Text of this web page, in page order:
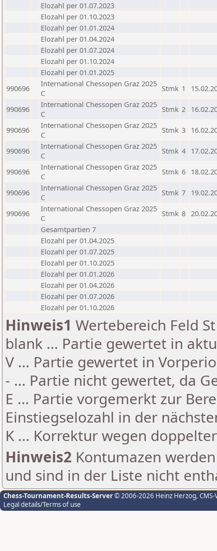
Elozahl per 01.07.2023
Elozahl per 01.10.2023
Elozahl per 01.01.2024
Elozahl per 01.04.2024
Elozahl per 01.07.2024
Elozahl per 01.10.2024
Elozahl per 01.01.2025
990696
International Chessopen Graz 2025
C
Stmk 1
990696
International Chessopen Graz 2025
C
Stmk 2
990696
International Chessopen Graz 2025
C
Stmk 3
990696
International Chessopen Graz 2025
C
Stmk 4
990696
International Chessopen Graz 2025
C
Stmk 6
990696
International Chessopen Graz 2025
C
Stmk 7
990696
International Chessopen Graz 2025
C
Stmk 8
Gesamtpartien 7
Elozahl per 01.04.2025
Elozahl per 01.07.2025
Elozahl per 01.10.2025
Elozahl per 01.01.2026
Elozahl per 01.04.2026
Elozahl per 01.07.2026
Elozahl per 01.10.2026
Hinweis1 Wertebereich Feld
blank ... Partie gewertet in
V ... Partie gewertet in
- ... Partie nicht gewertet, da
E ... Partie vorgemerkt zur
Einstiegselozahl in der
K ... Korrektur wegen
Hinweis2 Kontumazen
und sind in der Liste nicht
Chess-Tournament-Results-Server© 2006-2026 Heinz Herzog,
Legal details/Terms of use